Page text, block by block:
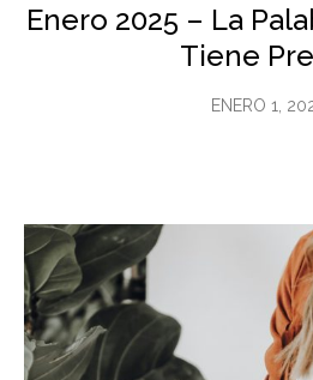
Enero 2025 – La
Tiene
ENERO 1,